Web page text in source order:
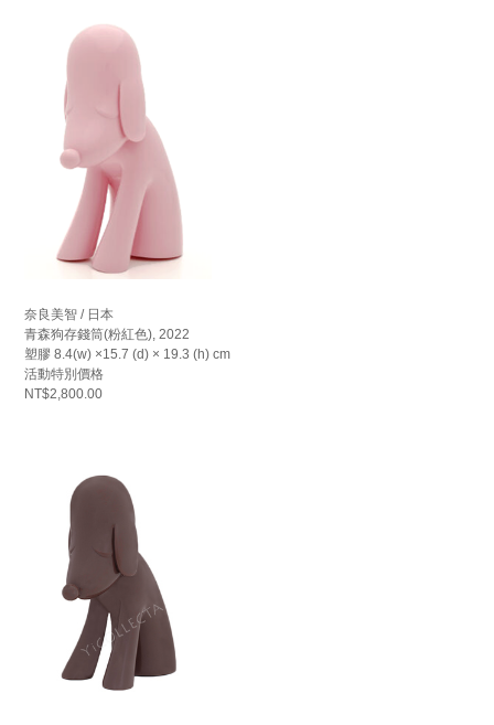
奈良美智 / 日本
青森狗存錢筒(粉紅色), 2022
塑膠 8.4(w) ×15.7 (d) × 19.3 (h) cm
活動特別價格
NT$2,800.00